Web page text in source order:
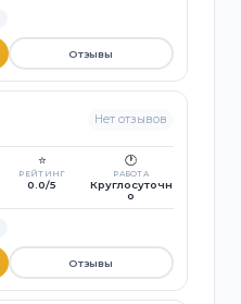
Отзывы
Нет отзывов
⭐
РЕЙТИНГ
0.0/5
🕐
РАБОТА
Круглосуточн
о
Отзывы